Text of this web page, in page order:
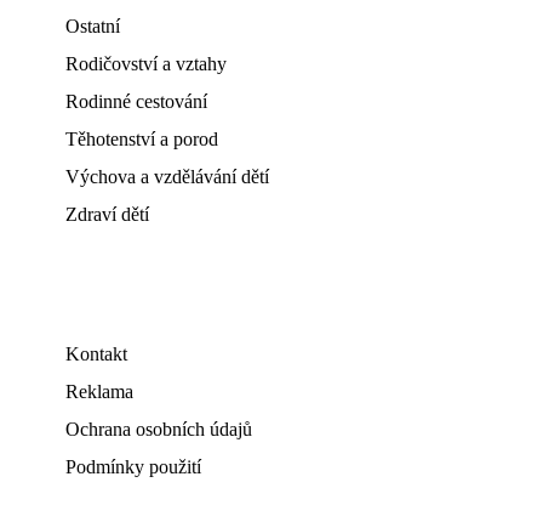
Ostatní
Rodičovství a vztahy
Rodinné cestování
Těhotenství a porod
Výchova a vzdělávání dětí
Zdraví dětí
Kontakt
Reklama
Ochrana osobních údajů
Podmínky použití